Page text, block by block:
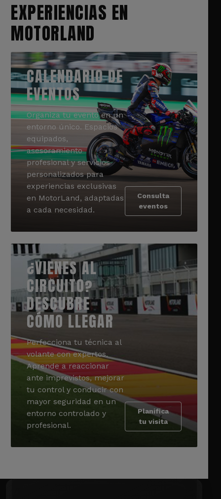
EXPERIENCIAS EN
MOTORLAND
CALENDARIO DE
EVENTOS
Organiza tu evento en un
entorno único. Espacios
equipados,
asesoramiento
profesional y servicios
personalizados para
experiencias exclusivas
en MotorLand, adaptadas
a cada necesidad.
Consulta
eventos
¿VIENES AL
CIRCUITO?
DESCUBRE
CÓMO LLEGAR
Perfecciona tu técnica al
volante con expertos.
Aprende a reaccionar
ante imprevistos, mejorar
tu control y conducir con
mayor seguridad en un
entorno controlado y
profesional.
Planifica
tu visita